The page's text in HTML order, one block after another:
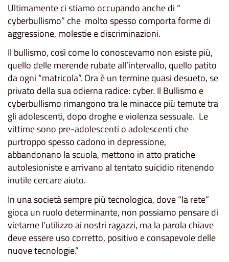
Ultimamente ci stiamo occupando anche di “
cyberbullismo​” che molto spesso comporta forme di
aggressione, molestie e discriminazioni.
Il bullismo, così come lo conoscevamo non esiste più,
quello delle merende rubate all’intervallo, quello patito
da ogni “matricola”. Ora è un termine quasi desueto, se
privato della sua odierna radice: cyber. Il Bullismo e
cyberbullismo rimangono tra le minacce più temute tra
gli adolescenti, dopo droghe e violenza sessuale. Le
vittime sono pre-adolescenti o adolescenti che
purtroppo spesso cadono in depressione,
abbandonano la scuola, mettono in atto pratiche
autolesioniste e arrivano al tentato suicidio ritenendo
inutile cercare aiuto.
In una società sempre più tecnologica, dove “la rete”
gioca un ruolo determinante, non possiamo pensare di
vietarne l’utilizzo ai nostri ragazzi, ma la parola chiave
deve essere uso corretto, positivo e consapevole delle
nuove tecnologie.”